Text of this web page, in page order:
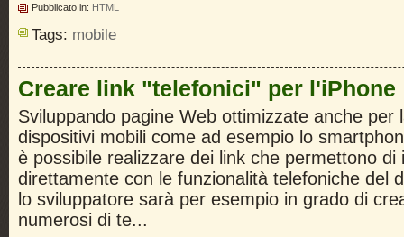
Pubblicato in: HTML
Tags: mobile
Creare link "telefonici" per l'iPhone
Sviluppando pagine Web ottimizzate anche per
dispositivi mobili come ad esempio lo
è possibile realizzare dei link che permettono di
direttamente con le funzionalità telefoniche del
lo sviluppatore sarà per esempio in grado di
numerosi di te...